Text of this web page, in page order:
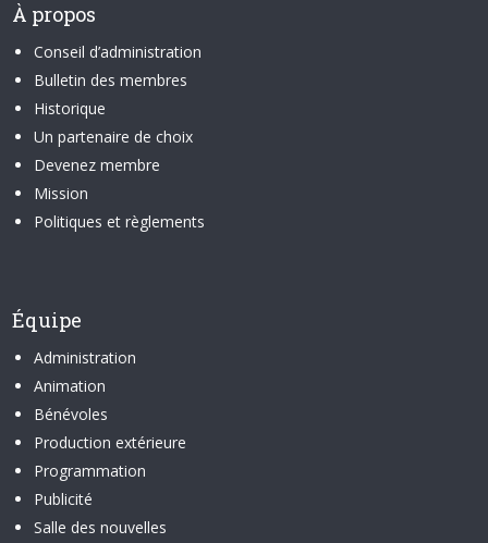
À propos
Conseil d’administration
Bulletin des membres
Historique
Un partenaire de choix
Devenez membre
Mission
Politiques et règlements
Équipe
Administration
Animation
Bénévoles
Production extérieure
Programmation
Publicité
Salle des nouvelles